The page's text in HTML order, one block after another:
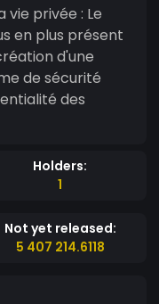
privée : Le
en plus présent
d'une
de sécurité
des
Holders:
1
Not yet released:
5 407 214.6118